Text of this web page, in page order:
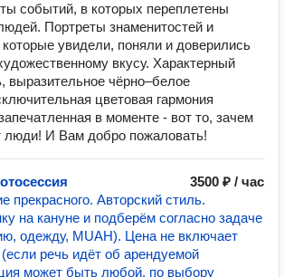
событий, в которых переплетены
Портреты знаменитостей и
увидели, поняли и доверились
вкусу. Характерный
выразительное чёрно–белое
цветовая гармония
в моменте - вот то, зачем
люди! И Вам добро пожаловать!
3500 ₽ / час
прекрасного. Авторский стиль.
на кануне и подберём согласно задаче
одежду, MUAH). Цена не включает
речь идёт об арендуемой
может быть любой, по выбору